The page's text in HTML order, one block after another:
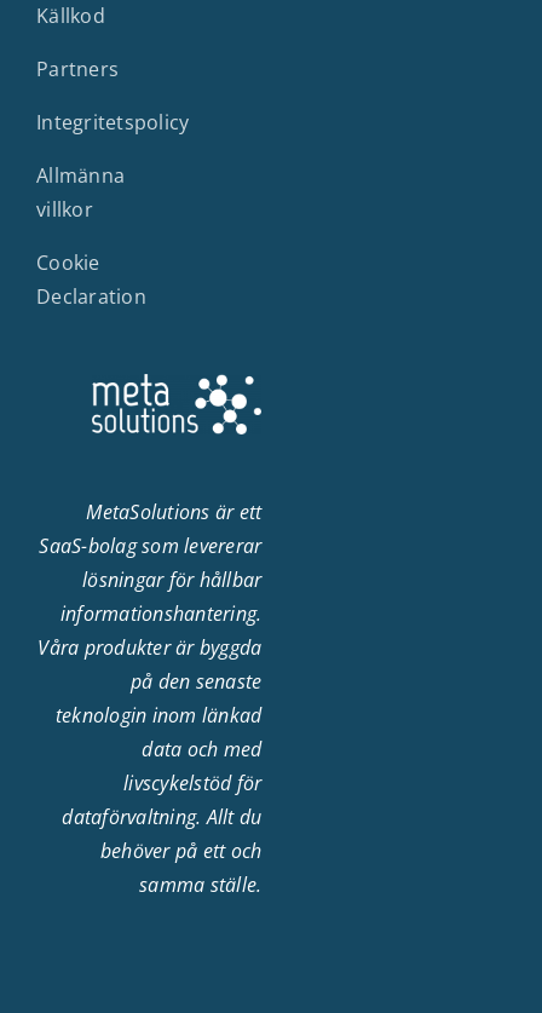
Källkod
Partners
Integritetspolicy
Allmänna
villkor
Cookie
Declaration
MetaSolutions är ett
SaaS-bolag som levererar
lösningar för hållbar
informationshantering.
Våra produkter är byggda
på den senaste
teknologin inom länkad
data och med
livscykelstöd för
dataförvaltning. Allt du
behöver på ett och
samma ställe.